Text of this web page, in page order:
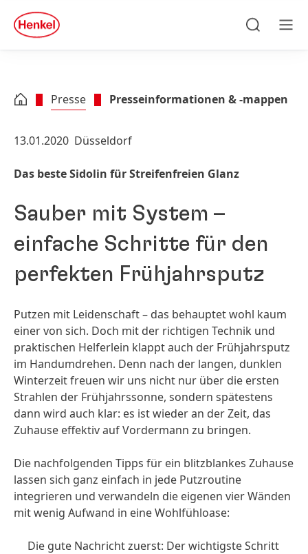
Zu Footer springen
quick
search
Presse Presseinformationen & -mappen
13.01.2020 Düsseldorf
Das beste Sidolin für Streifenfreien Glanz
Sauber mit System –
einfache Schritte für den
perfekten Frühjahrsputz
Putzen mit Leidenschaft – das behauptet wohl kaum
einer von sich. Doch mit der richtigen Technik und
praktischen Helferlein klappt auch der Frühjahrsputz
im Handumdrehen. Denn nach der langen, dunklen
Winterzeit freuen wir uns nicht nur über die ersten
Strahlen der Frühjahrssonne, sondern spätestens
dann wird auch klar: es ist wieder an der Zeit, das
Zuhause effektiv auf Vordermann zu bringen.
Die nachfolgenden Tipps für ein blitzblankes Zuhause
lassen sich ganz einfach in jede Putzroutine
integrieren und verwandeln die eigenen vier Wänden
mit wenig Aufwand in eine Wohlfühloase:
Die gute Nachricht zuerst: Der wichtigste Schritt